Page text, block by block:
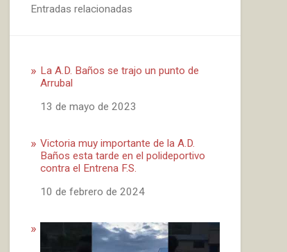
Entradas relacionadas
La A.D. Baños se trajo un punto de
Arrubal
Fecha
13 de mayo de 2023
Victoria muy importante de la A.D.
Baños esta tarde en el polideportivo
contra el Entrena F.S.
Fecha
10 de febrero de 2024